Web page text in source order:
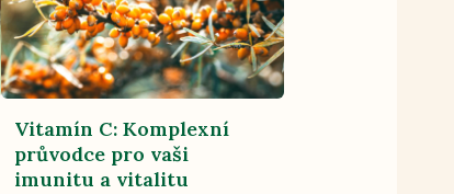
Vitamín C: Komplexní
průvodce pro vaši
imunitu a vitalitu